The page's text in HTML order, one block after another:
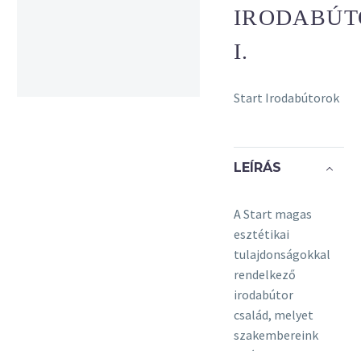
I.
Start Irodabútorok
LEÍRÁS
A Start magas
esztétikai
tulajdonságokkal
rendelkező
irodabútor
család, melyet
szakembereink